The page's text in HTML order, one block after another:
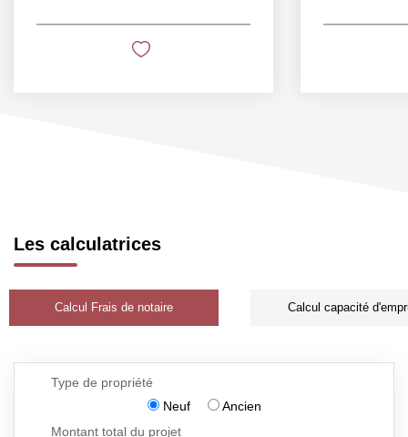
Les calculatrices
Calcul Frais de notaire Calcul capacité